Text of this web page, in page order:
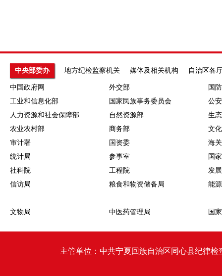
中央部委办 地方纪检监察机关 媒体及相关机构 自治区各
中国政府网 外交部
国
工业和信息化部
国家民族事务委员会
公
人力资源和社会保障部
自然资源部
生
农业农村部
商务部
文
审计署
国资委
海
统计局
参事室
国
社科院
工程院
发
信访局
粮食和物资储备局 能
文物局 中医药管理局 国
主管单位：中共宁夏回族自治区同心县纪律检